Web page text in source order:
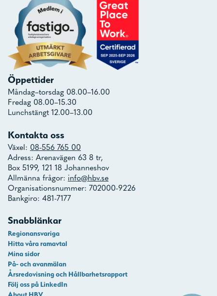
Öppettider
Måndag–torsdag 08.00–16.00
Fredag 08.00–15.30
Lunchstängt 12.00–13.00
Kontakta oss
Växel: 08-556 765 00
Adress: Arenavägen 63 8 tr,
Box 5199, 121 18 Johanneshov
Allmänna frågor: info@hbv.se
Organisationsnummer: 702000-9226
Bankgiro: 481-7177
Snabblänkar
Regionansvariga
Hitta våra ramavtal
Mina sidor
På- och avanmälan
Årsredovisning och Hållbarhetsrapport
Följ oss på LinkedIn